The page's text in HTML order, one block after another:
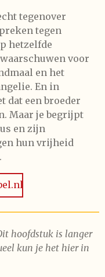
tegenover
tegen
hetzelfde
voor
en het
En in
dat een broeder
Maar je begrijpt
en zijn
hun vrijheid
hoofdstuk is langer
kun je het hier in